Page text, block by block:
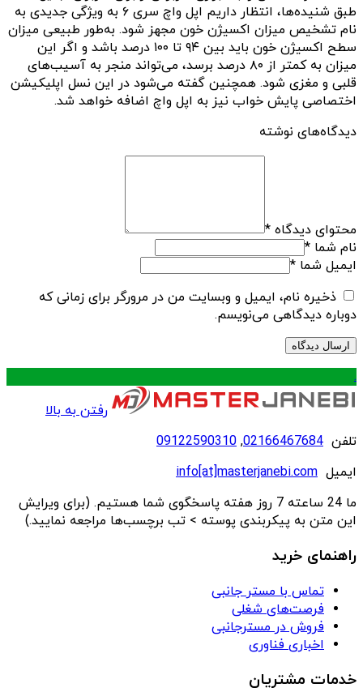
طبق شنیده‌ها، انتظار داریم اپل واچ سری ۶ به ویژگی‌ جدیدی به
نام تشخیص میزان اکسیژن خون مجهز شود. به‌طور طبیعی میزان
سطح اکسیژن خون باید بین ۹۴ تا ۱۰۰ درصد باشد و اگر این
میزان به کمتر از ۸۰ درصد برسد، می‌تواند منجر به آسیب‌های
قلبی و مغزی شود. همچنین گفته می‌شود در این نسل اپلیکیشن
اختصاصی پایش خواب نیز به اپل واچ اضافه خواهد شد.
دیدگاه‌های نوشته
محتوای دیدگاه *
نام شما *
ایمیل شما *
ذخیره نام، ایمیل و وبسایت من در مرورگر برای زمانی که
دوباره دیدگاهی می‌نویسم.
.
رفتن به بالا
تلفن 02166467684
,
09122590310
ایمیل info[at]masterjanebi.com
ما 24 ساعته 7 روز هفته پاسخگوی شما هستیم. (برای ویرایش
این متن به پیکربندی پوسته > تب برچسب‌ها مراجعه نمایید.)
راهنمای خرید
تماس با مستر جانبی
فرصت‌های شغلی
فروش در مسترجانبی
اخباری فناوری
خدمات مشتریان